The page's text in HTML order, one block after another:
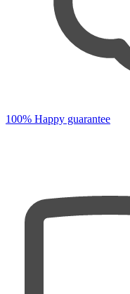
100% Happy guarantee